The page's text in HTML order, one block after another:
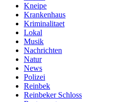
Kneipe
Krankenhaus
Kriminalitaet
Lokal
Musik
Nachrichten
Natur
News
Polizei
Reinbek
Reinbeker Schloss